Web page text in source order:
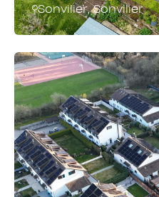
Sonvilier,Sonvilier
Montagesystem
Dach und Fassade